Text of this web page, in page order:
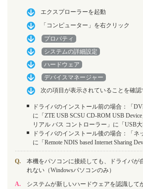
エクスプローラーを起動
「コンピューター」を右クリック
プロパティ
システムの詳細設定
ハードウェア
デバイスマネージャー
次の項目が表示されていることを確認
ドライバのインストール前の場合：「
に「ZTE USB SCSU CD-ROM USB
リアル バス コントローラー」に「USB大
ドライバのインストール後の場合：「ネ
に「Remote NDIS based Internet Sharing
Q.
本機をパソコンに接続しても、ドライバが
れない（Windowsパソコンのみ）
A.
システムが新しいハードウェアを認識して